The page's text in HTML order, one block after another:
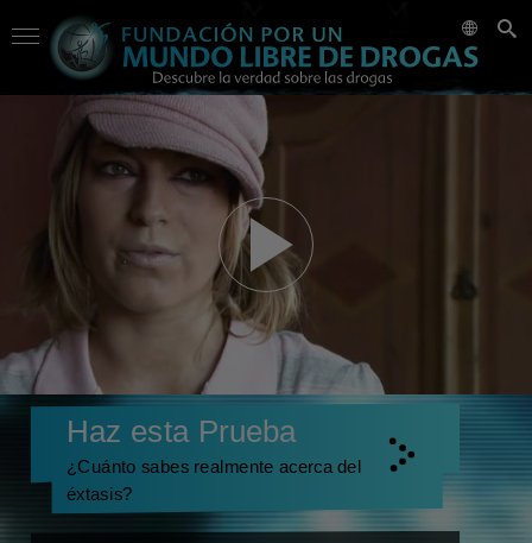
Haz esta Prueba
¿Cuánto sabes realmente acerca del
éxtasis?